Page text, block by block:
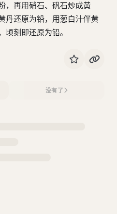
，再用硝石、矾石炒成黄
丹还原为铅，用葱白汁伴黄
刻即还原为铅。
没有了